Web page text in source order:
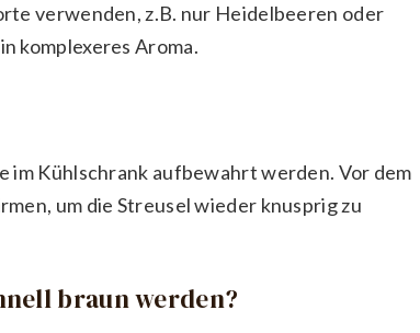
verwenden, z.B. nur Heidelbeeren oder
komplexeres Aroma.
im Kühlschrank aufbewahrt werden. Vor dem
um die Streusel wieder knusprig zu
braun werden?